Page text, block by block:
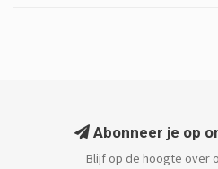
Abonneer je op
Blijf op de hoogte over